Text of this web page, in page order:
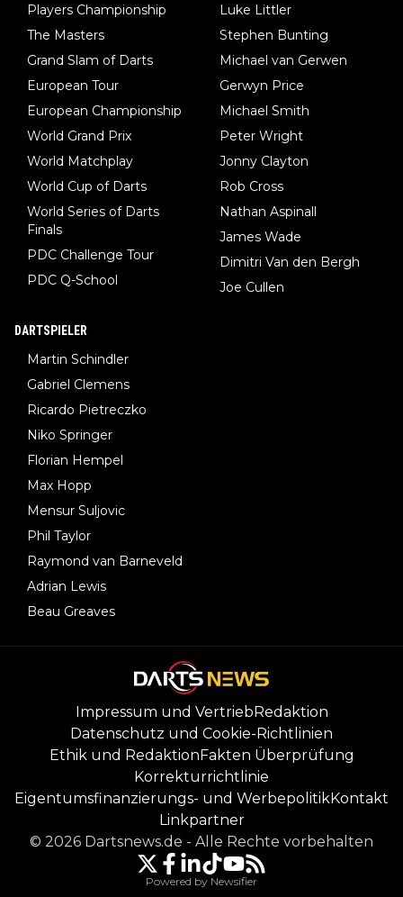
Players Championship
The Masters
Grand Slam of Darts
European Tour
European Championship
World Grand Prix
World Matchplay
World Cup of Darts
World Series of Darts
Finals
PDC Challenge Tour
PDC Q-School
Luke Littler
Stephen Bunting
Michael van Gerwen
Gerwyn Price
Michael Smith
Peter Wright
Jonny Clayton
Rob Cross
Nathan Aspinall
James Wade
Dimitri Van den Bergh
Joe Cullen
DARTSPIELER
Martin Schindler
Gabriel Clemens
Ricardo Pietreczko
Niko Springer
Florian Hempel
Max Hopp
Mensur Suljovic
Phil Taylor
Raymond van Barneveld
Adrian Lewis
Beau Greaves
Impressum und Vertrieb Redaktion
Datenschutz und Cookie-Richtlinien
Ethik und Redaktion Fakten Überprüfung
Korrekturrichtlinie
Eigentumsfinanzierungs- und WerbepolitikKontakt
Linkpartner
© 2026 Dartsnews.de - Alle Rechte vorbehalten
Powered by Newsifier